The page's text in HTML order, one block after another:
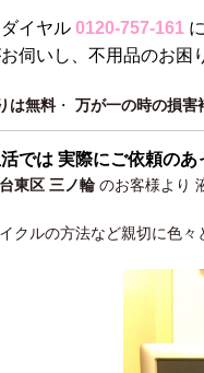
イヤル 0120-757-161
伺いし、不用品のお困
は無料・ 万が一の時の損害
では 実際にご依頼のあ
東区 三ノ輪 のお客様より
イクルの方法など親切に色